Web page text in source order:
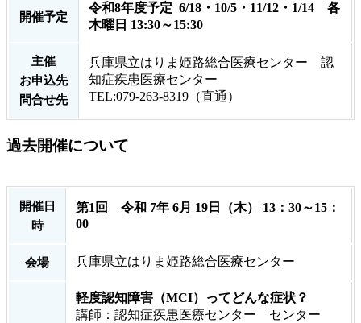
開催予定
令和8年度予定 6/18・10/5・11/12・1/14 各
木曜日 13:30～15:30
主催
お申込先
問合せ先
兵庫県立はりま姫路総合医療センター 認
知症疾患医療センター
TEL:079-263-8319（直通）
過去開催について
開催日
時
第1回 令和 7年 6月 19日（木） 13：30～15：
00
会場 兵庫県立はりま姫路総合医療センター
軽度認知障害（MCI）ってどんな症状？
講師：認知症疾患医療センター センター